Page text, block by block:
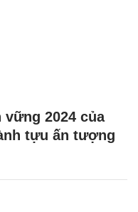
vững 2024 của
tựu ấn tượng